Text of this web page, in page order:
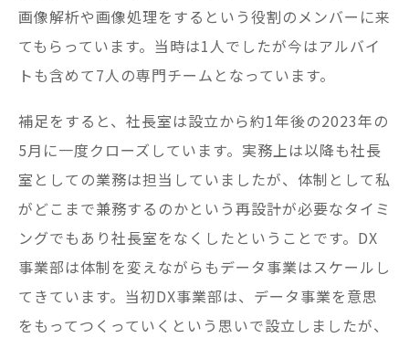
画像解析や画像処理をするという役割のメンバーに来
てもらっています。当時は1人でしたが今はアルバイ
トも含めて7人の専門チームとなっています。
補足をすると、社長室は設立から約1年後の2023年の
5月に一度クローズしています。実務上は以降も社長
室としての業務は担当していましたが、体制として私
がどこまで兼務するのかという再設計が必要なタイミ
ングでもあり社長室をなくしたということです。DX
事業部は体制を変えながらもデータ事業はスケールし
てきています。当初DX事業部は、データ事業を意思
をもってつくっていくという思いで設立しましたが、